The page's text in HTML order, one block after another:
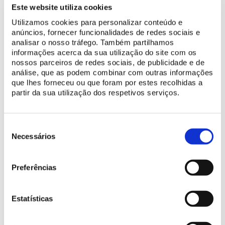
Este website utiliza cookies
Utilizamos cookies para personalizar conteúdo e
anúncios, fornecer funcionalidades de redes sociais e
analisar o nosso tráfego. Também partilhamos
informações acerca da sua utilização do site com os
nossos parceiros de redes sociais, de publicidade e de
análise, que as podem combinar com outras informações
que lhes forneceu ou que foram por estes recolhidas a
partir da sua utilização dos respetivos serviços.
Necessários
Preferências
Estatísticas
Comment s'y rendre